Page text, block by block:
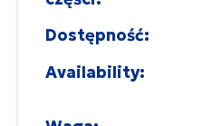
Dostępność:
Availability: